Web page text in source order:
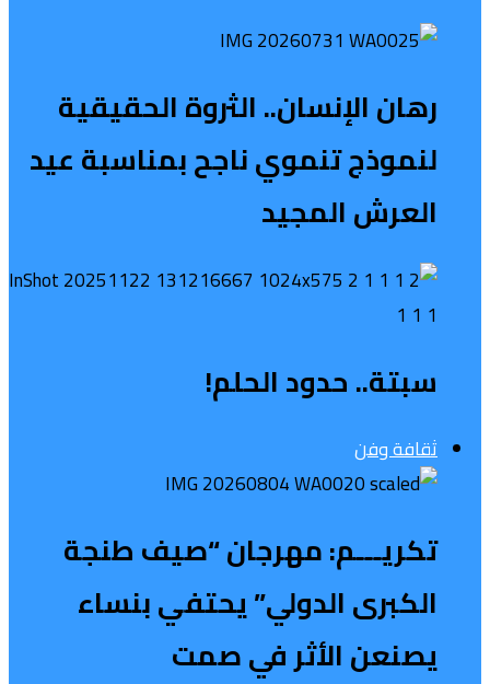
رهان الإنسان.. الثروة الحقيقية
لنموذج تنموي ناجح بمناسبة عيد
العرش المجيد
سبتة.. حدود الحلم!
ثقافة وفن
تكريـــم: مهرجان “صيف طنجة
الكبرى الدولي” يحتفي بنساء
يصنعن الأثر في صمت